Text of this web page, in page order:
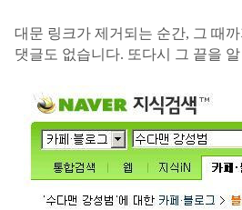
대문 링크가 제거되는 순간, 그 때
댓글도 없습니다. 또다시 그 끝을